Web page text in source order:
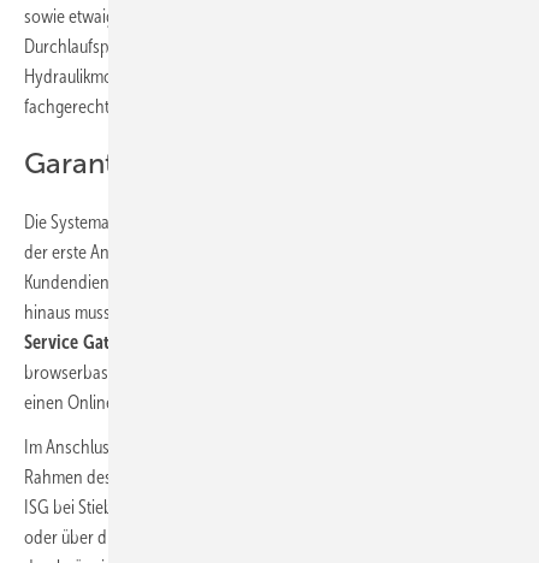
sowie etwaige Puffer- und Warmwasserspeicher oder
Durchlaufspeicher und weitere Bestandteile wie z.B. ein
Hydraulikmodul, von Stiebel Eltron stammen – und natürlich eine
fachgerechte Inbetriebnahme der Anlage.
Garantie-Check vom Fachpartner
Die Systemaktivierung inklusive aller notwendigen Einstellungen sowie
der erste Anlagencheck können durch Fachpartner oder vom
Kundendienst des Unternehmens vorgenommen werden. Darüber
hinaus muss für die Erlangung der 7-Jahres-Garantie das
Service Gateway
browserbasierte Bedienung der Wärmepumpe im Hausnetzwerk und
einen Online-Zugang ermöglicht.
Im Anschluss an die Aktivierung registriert der Fachpartner im
Rahmen des
ISG bei Stiebel Eltron, entweder über die Online-Plattform Toolbox
oder über die Wärmepumpen-Service-App. Das ISG muss